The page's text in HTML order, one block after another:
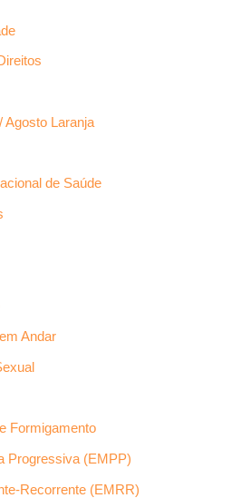
Agosto Laranja
de Saúde
Andar
Formigamento
Progressiva (EMPP)
Recorrente (EMRR)